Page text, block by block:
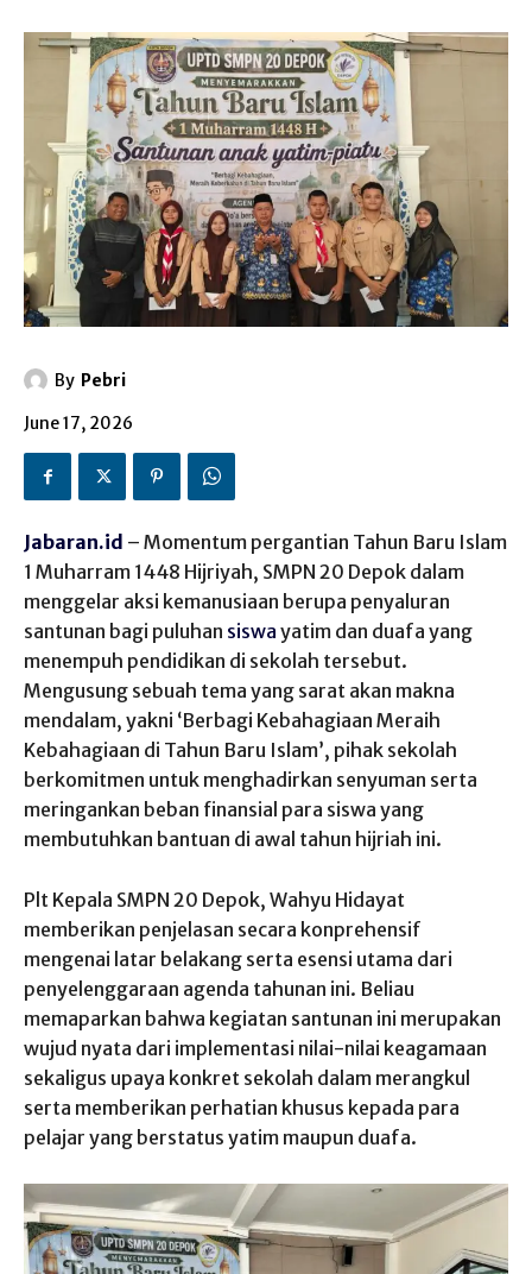
By Pebri
June 17, 2026
Jabaran.id – Momentum pergantian Tahun Baru Islam
1 Muharram 1448 Hijriyah, SMPN 20 Depok dalam
menggelar aksi kemanusiaan berupa penyaluran
santunan bagi puluhan siswa yatim dan duafa yang
menempuh pendidikan di sekolah tersebut.
Mengusung sebuah tema yang sarat akan makna
mendalam, yakni ‘Berbagi Kebahagiaan Meraih
Kebahagiaan di Tahun Baru Islam’, pihak sekolah
berkomitmen untuk menghadirkan senyuman serta
meringankan beban finansial para siswa yang
membutuhkan bantuan di awal tahun hijriah ini.
Plt Kepala SMPN 20 Depok, Wahyu Hidayat
memberikan penjelasan secara konprehensif
mengenai latar belakang serta esensi utama dari
penyelenggaraan agenda tahunan ini. Beliau
memaparkan bahwa kegiatan santunan ini merupakan
wujud nyata dari implementasi nilai-nilai keagamaan
sekaligus upaya konkret sekolah dalam merangkul
serta memberikan perhatian khusus kepada para
pelajar yang berstatus yatim maupun duafa.